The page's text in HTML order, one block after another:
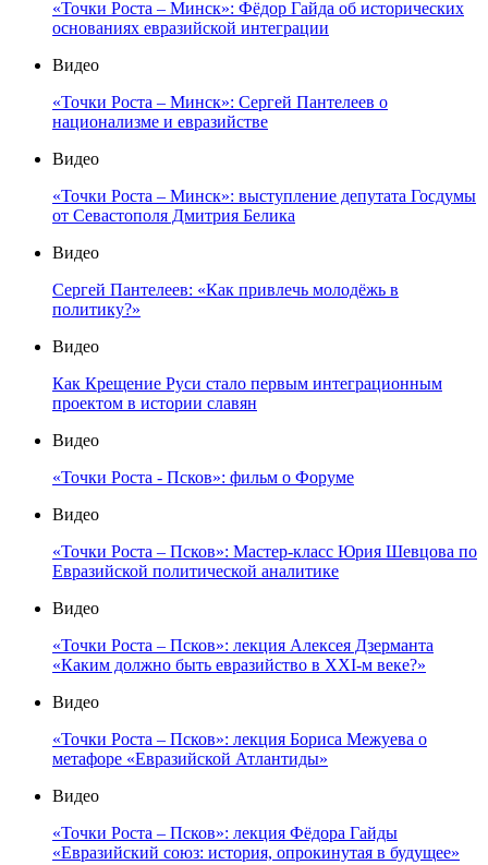
«Точки Роста – Минск»: Фёдор Гайда об исторических
основаниях евразийской интеграции
Видео
«Точки Роста – Минск»: Сергей Пантелеев о
национализме и евразийстве
Видео
«Точки Роста – Минск»: выступление депутата Госдумы
от Севастополя Дмитрия Белика
Видео
Сергей Пантелеев: «Как привлечь молодёжь в
политику?»
Видео
Как Крещение Руси стало первым интеграционным
проектом в истории славян
Видео
«Точки Роста - Псков»: фильм о Форуме
Видео
«Точки Роста – Псков»: Мастер-класс Юрия Шевцова по
Евразийской политической аналитике
Видео
«Точки Роста – Псков»: лекция Алексея Дзерманта
«Каким должно быть евразийство в XXI-м веке?»
Видео
«Точки Роста – Псков»: лекция Бориса Межуева о
метафоре «Евразийской Атлантиды»
Видео
«Точки Роста – Псков»: лекция Фёдора Гайды
«Евразийский союз: история, опрокинутая в будущее»